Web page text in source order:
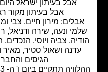
אבל בעיתון ישראל היום,
אבל בעיתון מקור ראשון,
מירון חיים, צבי ומיכל, הלל
ונעה, שירה ודניאל, רננה
צביה ויוסי, הנכדים,
עדנה ושאול סטיר, מאיר ועדינה
הגיסים והחברים.